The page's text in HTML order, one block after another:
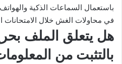
باستعمال السماعات الذكية
في محاولات الغش خلال الامتحانات
هل يتعلق الملف
بالتثبت من